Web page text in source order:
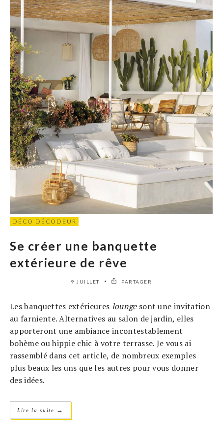
DÉCO DÉCODEUR
Se créer une banquette
extérieure de rêve
9 JUILLET PARTAGER
Les banquettes extérieures loungesont une invitation
au farniente. Alternatives au salon de jardin, elles
apporteront une ambiance incontestablement
bohème ou hippie chic à votre terrasse. Je vous ai
rassemblé dans cet article, de nombreux exemples
plus beaux les uns que les autres pour vous donner
des idées.
Lire la suite →